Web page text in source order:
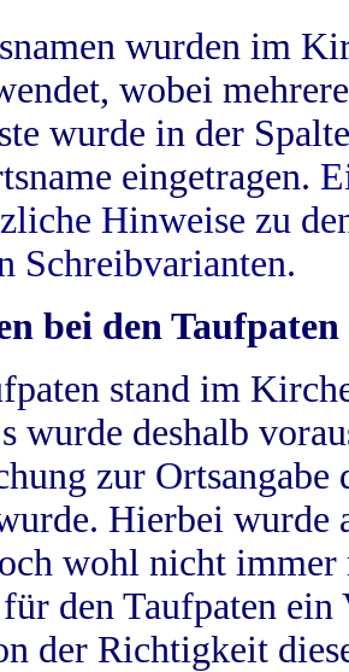
wurden im
wobei
wurde in der
eingetragen.
Hinweise zu
Schreibvarianten.
bei den Taufpaten
stand im
wurde deshalb
zur
Hierbei wurde
wohl nicht
den Taufpaten
der Richtigkeit